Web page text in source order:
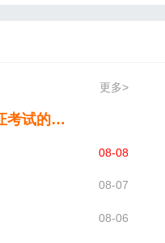
更多>
2026年项目管理认证PM项目管理认证考试的流程（从报名到拿证）
08-08
08-07
08-06